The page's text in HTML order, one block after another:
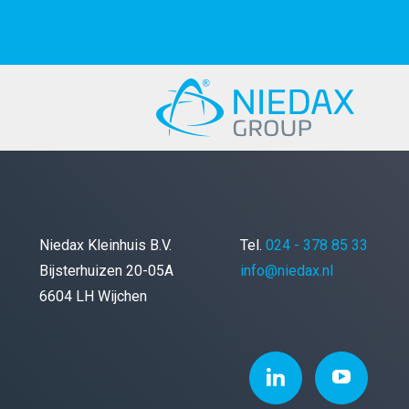
Niedax Kleinhuis B.V.
Bijsterhuizen 20-05A
6604 LH Wijchen
Tel. 024 - 378 85 33
info@niedax.nl